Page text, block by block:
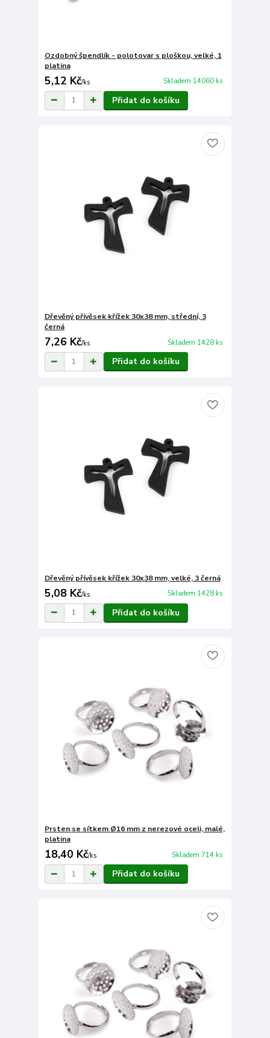
Ozdobný špendlík - polotovar s ploškou, velké, 1
platina
5,12 Kč/ks Skladem 14060 ks
Přidat do košíku
Dřevěný přívěsek křížek 30x38 mm, střední, 3
černá
7,26 Kč/ks Skladem 1428 ks
Přidat do košíku
Dřevěný přívěsek křížek 30x38 mm, velké, 3 černá
5,08 Kč/ks Skladem 1428 ks
Přidat do košíku
Prsten se sítkem Ø16 mm z nerezové oceli, malé,
platina
18,40 Kč/ks Skladem 714 ks
Přidat do košíku